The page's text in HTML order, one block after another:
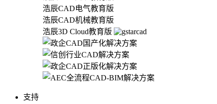
浩辰CAD电气教育版
浩辰CAD机械教育版
浩辰3D Cloud教育版
支持